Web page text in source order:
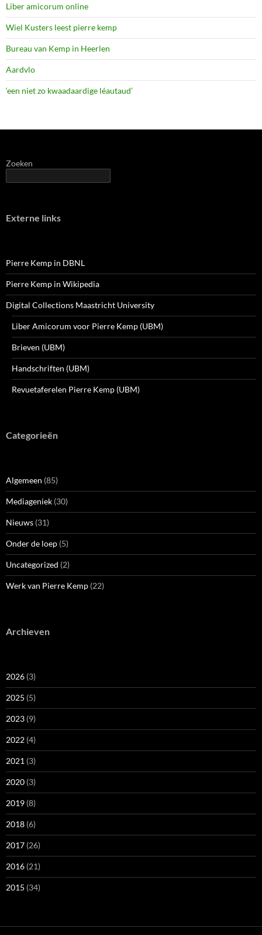
Liber amicorum online
Wiel Kusters leest pierre kemp
Bureau van Kemp in Heerlen
Aardvlo
‘een niet zo kwaadaardige léautaud’
Zoeken
Externe links
Pierre Kemp in DBNL
Pierre Kemp in Wikipedia
Digital Collections Maastricht University
Liber Amicorum voor Pierre Kemp (UBM)
Brieven (UBM)
Handschriften (UBM)
Revuetaferelen Pierre Kemp (UBM)
Categorieën
Algemeen (85)
Mediageniek (30)
Nieuws (31)
Onder de loep (5)
Uncategorized (2)
Werk van Pierre Kemp (22)
Archieven
2026 (3)
2025 (5)
2023 (9)
2022 (4)
2021 (3)
2020 (3)
2019 (8)
2018 (6)
2017 (26)
2016 (21)
2015 (34)